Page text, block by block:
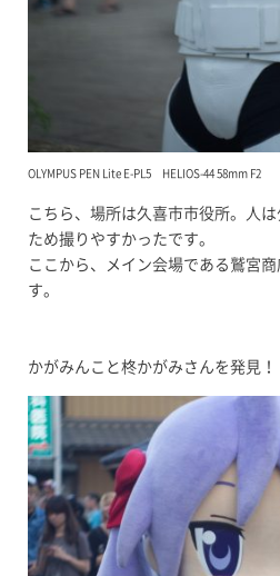
OLYMPUS PEN Lite E-PL5 HELIOS-44 58mm F2
こちら、場所は久喜市市役所。人
ため撮りやすかったです。
ここから、メイン会場である鷲宮
す。
かがみんこと柊かがみさんを発見！